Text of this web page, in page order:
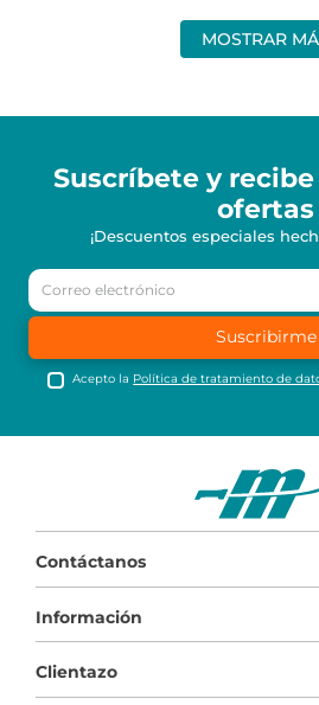
MOSTRAR
Suscríbete y recibe
ofertas
¡Descuentos especiales
Suscribirme
Acepto la Política de tratamiento de
Contáctanos
Información
Clientazo